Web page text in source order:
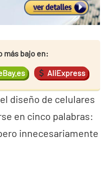
más bajo en:
AliExpress
diseño de celulares
en cinco palabras:
innecesariamente